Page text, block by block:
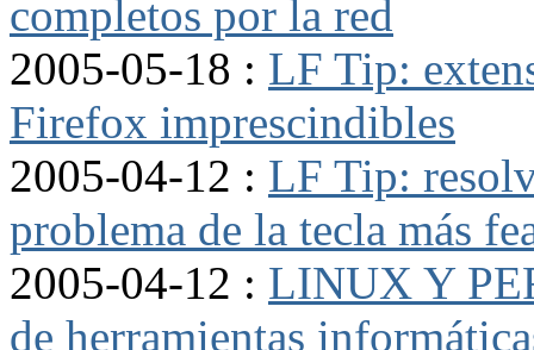
completos por la red
2005-05-18 : LF Tip:
Firefox imprescindibles
2005-04-12 : LF Tip:
problema de la tecla más
2005-04-12 : LINUX Y
de herramientas